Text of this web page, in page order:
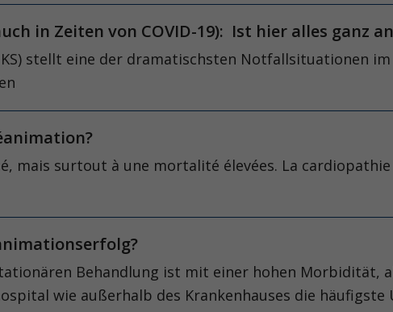
in Zeiten von COVID-19): Ist hier alles ganz
stellt eine der dramatischsten Notfallsituationen
mais surtout à une mortalité élevées. La
Behandlung ist mit einer hohen Morbidität,
wie außerhalb des Krankenhauses die häufigste